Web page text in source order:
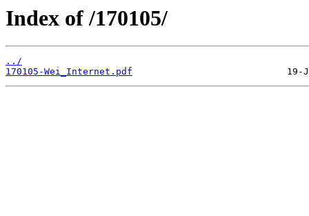
Index of /170105/
../
170105-Wei_Internet.pdf